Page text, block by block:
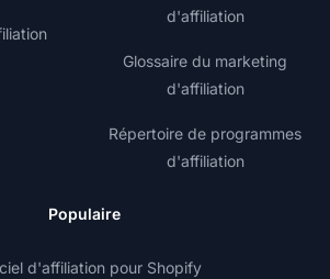
d'affiliation
Glossaire du marketing
d'affiliation
Répertoire de programmes
d'affiliation
Populaire
d'affiliation pour Shopify